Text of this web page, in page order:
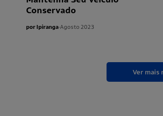
Conservado
por Ipiranga∙Agosto 2023
Ver mais